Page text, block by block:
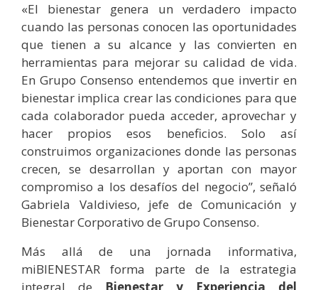
«El bienestar genera un verdadero impacto
cuando las personas conocen las oportunidades
que tienen a su alcance y las convierten en
herramientas para mejorar su calidad de vida.
En Grupo Consenso entendemos que invertir en
bienestar implica crear las condiciones para que
cada colaborador pueda acceder, aprovechar y
hacer propios esos beneficios. Solo así
construimos organizaciones donde las personas
crecen, se desarrollan y aportan con mayor
compromiso a los desafíos del negocio”, señaló
Gabriela Valdivieso, jefe de Comunicación y
Bienestar Corporativo de Grupo Consenso.
Más allá de una jornada informativa,
miBIENESTAR forma parte de la estrategia